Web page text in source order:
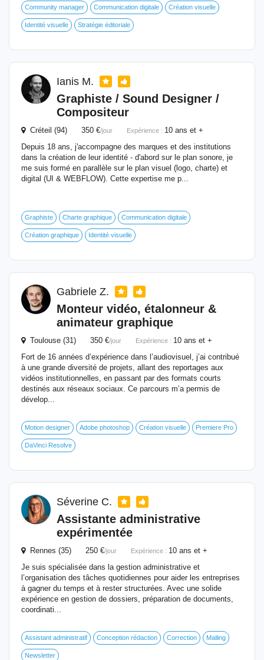
Community manager Communication digitale Création visuelle
Identité visuelle Stratégie éditoriale
Ianis M.
Graphiste / Sound Designer /
Compositeur
Créteil (94) 350 €/jour Expérience : 10 ans et +
Depuis 18 ans, j'accompagne des marques et des institutions
dans la création de leur identité - d'abord sur le plan sonore, je
me suis formé en parallèle sur le plan visuel (logo, charte) et
digital (UI & WEBFLOW). Cette expertise me p...
Graphiste Charte graphique Communication digitale
Création graphique Identité visuelle
Gabriele Z.
Monteur vidéo, étalonneur &
animateur graphique
Toulouse (31) 350 €/jour Expérience : 10 ans et +
Fort de 16 années d’expérience dans l’audiovisuel, j’ai contribué
à une grande diversité de projets, allant des reportages aux
vidéos institutionnelles, en passant par des formats courts
destinés aux réseaux sociaux. Ce parcours m’a permis de
dévelop...
Motion designer Adobe photoshop Création visuelle Premiere Pro
DaVinci Resolve
Séverine C.
Assistante administrative
expérimentée
Rennes (35) 250 €/jour Expérience : 10 ans et +
Je suis spécialisée dans la gestion administrative et
l’organisation des tâches quotidiennes pour aider les entreprises
à gagner du temps et à rester structurées. Avec une solide
expérience en gestion de dossiers, préparation de documents,
coordinati...
Assistant administratif Conception rédaction Correction Mailing
Newsletter